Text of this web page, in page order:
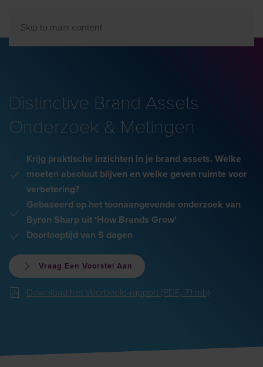
Skip to main content
Distinctive Brand Assets
Onderzoek & Metingen
Krijg praktische inzichten in je brand assets. Welke
moeten absoluut blijven en welke geven ruimte voor
verbetering?
Gebaseerd op het toonaangevende onderzoek van
Byron Sharp uit ‘How Brands Grow’
Doorlooptijd van 5 dagen
Vraag Een Voorstel Aan
Download het Voorbeeld-rapport (PDF, 7.1 mb)